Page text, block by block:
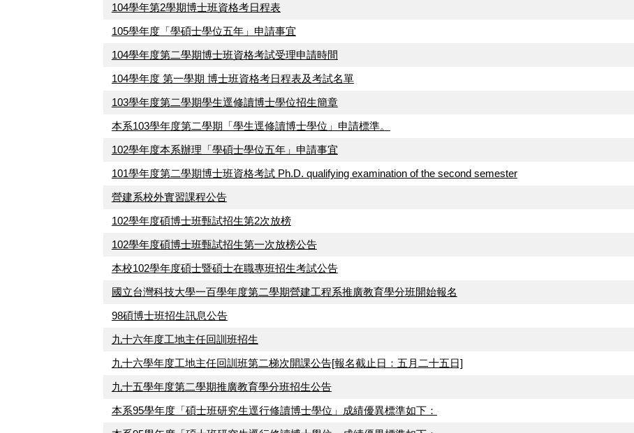
104學年第2學期博士班資格考日程表
105學年度「學碩士學位五年」申請事宜
104學年度第二學期博士班資格考試受理申請時間
104學年度 第一學期 博士班資格考日程表及考試名單
103學年度第二學期學生逕修讀博士學位招生簡章
本系103學年度第二學期「學生逕修讀博士學位」申請標準。
102學年度本系辦理「學碩士學位五年」申請事宜
101學年度第二學期博士班資格考試 Ph.D. qualifying examination of the second semester
營建系校外實習課程公告
102學年度碩博士班甄試招生第2次放榜
102學年度碩博士班甄試招生第一次放榜公告
本校102學年度碩士暨碩士在職專班招生考試公告
國立台灣科技大學一百學年度第二學期營建工程系推廣教育學分班開始報名
98碩博士班招生訊息公告
九十六年度工地主任回訓班招生
九十六學年度工地主任回訓班第二梯次開課公告[報名截止日：五月二十五日]
九十五學年度第二學期推廣教育學分班招生公告
本系95學年度「碩士班研究生逕行修讀博士學位」成績優異標準如下：